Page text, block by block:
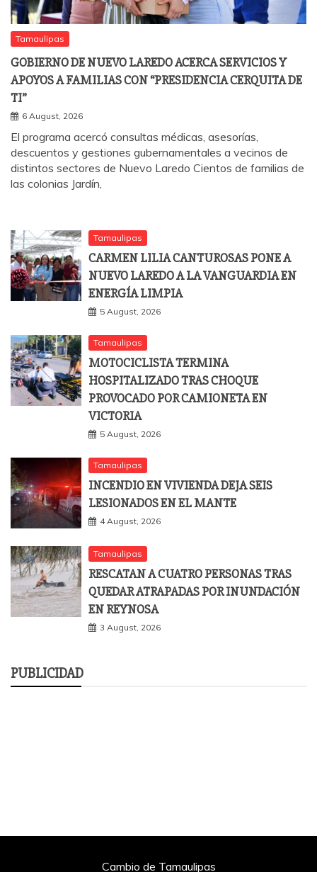
Tamaulipas
GOBIERNO DE NUEVO LAREDO ACERCA SERVICIOS Y
APOYOS A FAMILIAS CON “PRESIDENCIA CERQUITA DE
TI”
6 August, 2026
El programa acercó consultas médicas, asesorías,
descuentos y gestiones gubernamentales a vecinos de
distintos sectores de Nuevo Laredo Cientos de familias de
las colonias Jardín,
Tamaulipas
CARMEN LILIA CANTUROSAS PONE A
NUEVO LAREDO A LA VANGUARDIA EN
ENERGÍA LIMPIA
5 August, 2026
Tamaulipas
MOTOCICLISTA TERMINA
HOSPITALIZADO TRAS CHOQUE
PROVOCADO POR CAMIONETA EN
VICTORIA
5 August, 2026
Tamaulipas
INCENDIO EN VIVIENDA DEJA SEIS
LESIONADOS EN EL MANTE
4 August, 2026
Tamaulipas
RESCATAN A CUATRO PERSONAS TRAS
QUEDAR ATRAPADAS POR INUNDACIÓN
EN REYNOSA
3 August, 2026
PUBLICIDAD
Cambio de Tamaulipas